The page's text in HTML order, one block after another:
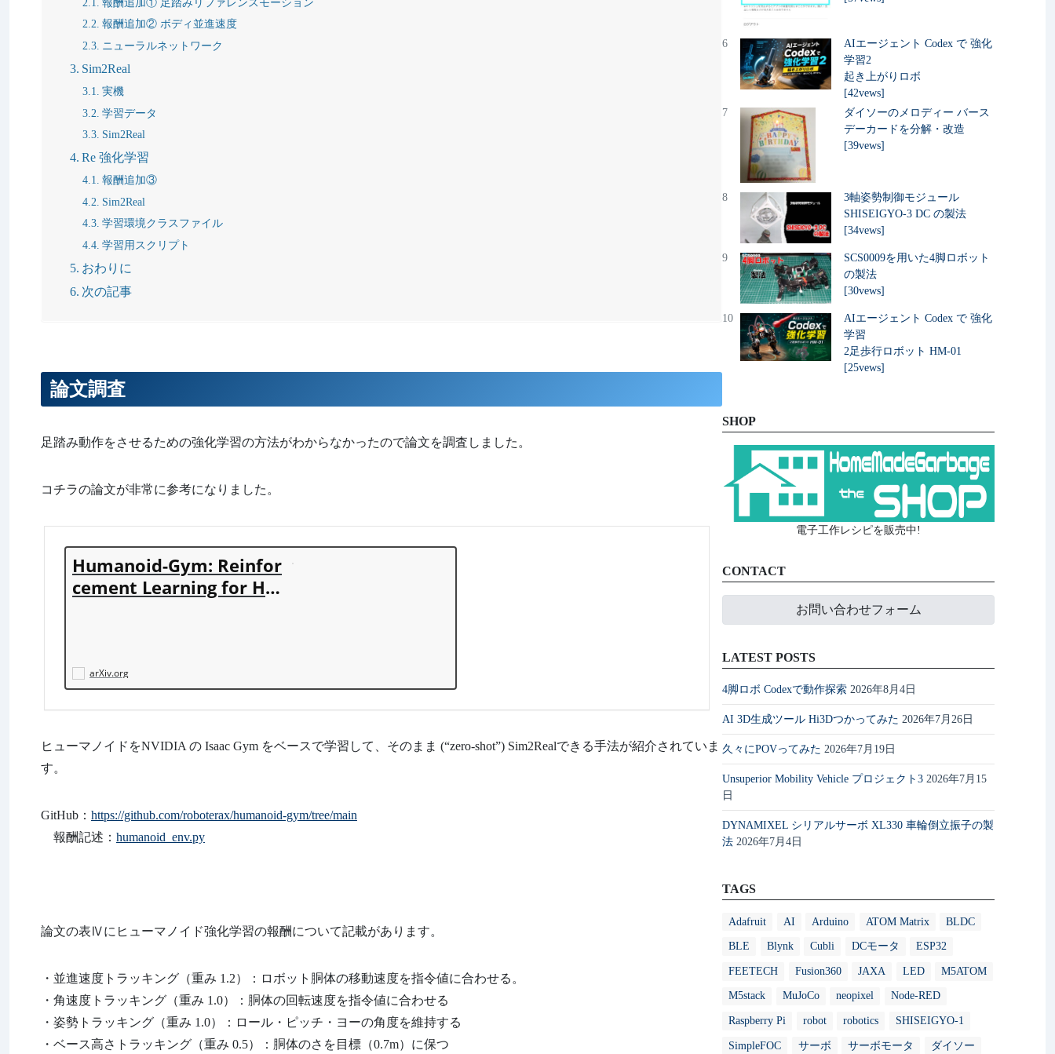
報酬追加② ボディ並進速度
ニューラルネットワーク
Sim2Real
実機
学習データ
Sim2Real
Re 強化学習
報酬追加③
Sim2Real
学習環境クラスファイル
学習用スクリプト
おわりに
次の記事
論文調査
足踏み動作をさせるための強化学習の方法がわからなかったので論文を調査しました。
コチラの論文が非常に参考になりました。
Humanoid-Gym: Reinfor
cement Learning for Hu
arXiv.org
ヒューマノイドをNVIDIA の Isaac Gym をベースで学習して、そのまま (“zero-shot”) Sim2Realできる手法が紹介されていま
す。
GitHub： https://github.com/roboterax/humanoid-gym/tree/main
報酬記述： humanoid_env.py
論文の表Ⅳにヒューマノイド強化学習の報酬について記載があります。
・並進速度トラッキング（重み 1.2）：ロボット胴体の移動速度を指令値に合わせる。
・角速度トラッキング（重み 1.0）：胴体の回転速度を指令値に合わせる
・姿勢トラッキング（重み 1.0）：ロール・ピッチ・ヨーの角度を維持する
・ベース高さトラッキング（重み 0.5）：胴体のさを目標（0.7m）に保つ
6
AIエージェント Codex で 強化
学習2
起き上がりロボ
[42vews]
7
ダイソーのメロディー バース
デーカードを分解・改造
[39vews]
8
3軸姿勢制御モジュール
SHISEIGYO-3 DC の製法
[34vews]
9
SCS0009を用いた4脚ロボット
の製法
[30vews]
10
AIエージェント Codex で 強化
学習
2足歩行ロボット HM-01
[25vews]
SHOP
電子工作レシピを販売中!
CONTACT
お問い合わせフォーム
LATEST POSTS
4脚ロボ Codexで動作探索 2026年8月4日
AI 3D生成ツール Hi3Dつかってみた 2026年7月26日
久々にPOVってみた 2026年7月19日
Unsuperior Mobility Vehicle プロジェクト3 2026年7月15
日
DYNAMIXEL シリアルサーボ XL330 車輪倒立振子の製
法 2026年7月4日
TAGS
Adafruit AI Arduino ATOM Matrix BLDC
BLE Blynk Cubli DCモータ ESP32
FEETECH Fusion360 JAXA LED M5ATOM
M5stack MuJoCo neopixel Node-RED
Raspberry Pi robot robotics SHISEIGYO-1
SimpleFOC サーボ サーボモータ ダイソー